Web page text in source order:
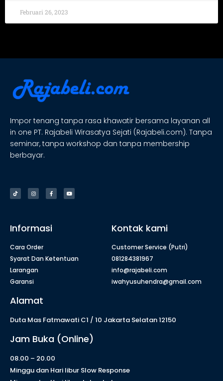
Februari 26, 2023
Impor tenang tanpa rasa khawatir bersama layanan all
in one PT. Rajabeli Wirasatya Sejati (Rajabeli.com). Tanpa
seminar, tanpa workshop dan tanpa membership
berbayar.
Informasi
Cara Order
Syarat Dan Ketentuan
Larangan
Garansi
Kontak kami
Customer Service (Putri)
081284381967
info@rajabeli.com
iwahyusuhendra@gmail.com
Alamat
Duta Mas Fatmawati C1 / 10 Jakarta Selatan 12150
Jam Buka (Online)
08.00 – 20.00
Minggu dan Hari libur Slow Response